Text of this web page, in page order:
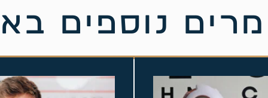
נוספים